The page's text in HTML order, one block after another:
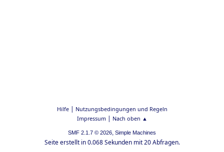
Hilfe| Nutzungsbedingungen und Regeln
Impressum| Nach oben ▲
SMF 2.1.7 © 2026, Simple Machines
Seite erstellt in 0.068 Sekunden mit 20 Abfragen.